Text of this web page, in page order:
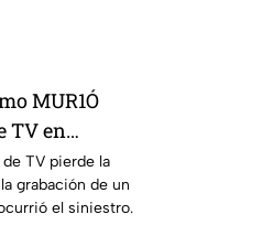
MUR1Ó
TV en
grabación de
de TV pierde la
grabación de un
el siniestro.